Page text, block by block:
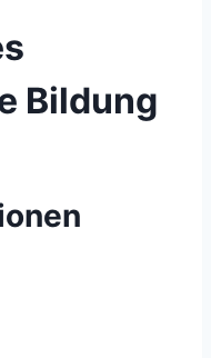
Bildung